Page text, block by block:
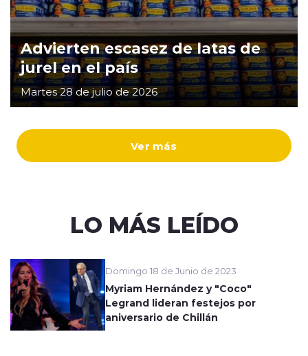
Ver más
Advierten escasez de latas de
jurel en el país
Martes 28 de julio de 2026
LO MÁS LEÍDO
Domingo 18 de Junio de 2023
Myriam Hernández y "Coco"
Legrand lideran festejos por
aniversario de Chillán